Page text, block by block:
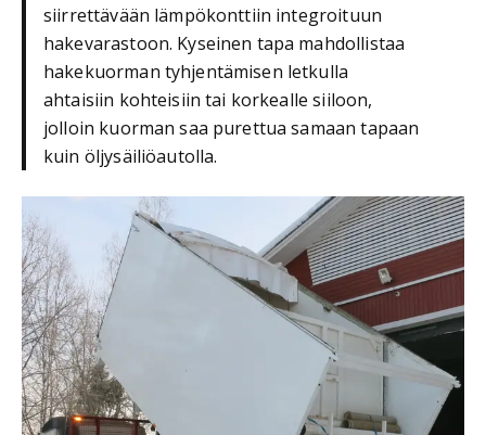
siirrettävään lämpökonttiin integroituun
hakevarastoon. Kyseinen tapa mahdollistaa
hakekuorman tyhjentämisen letkulla
ahtaisiin kohteisiin tai korkealle siiloon,
jolloin kuorman saa purettua samaan tapaan
kuin öljysäiliöautolla.